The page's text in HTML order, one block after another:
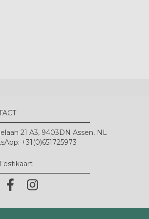
21 A3, 9403DN Assen, NL
+31(0)651725973
Pinterest